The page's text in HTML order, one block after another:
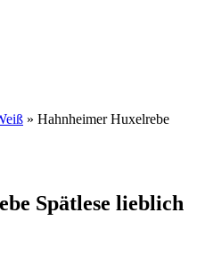
» Hahnheimer Huxelrebe
Spätlese lieblich